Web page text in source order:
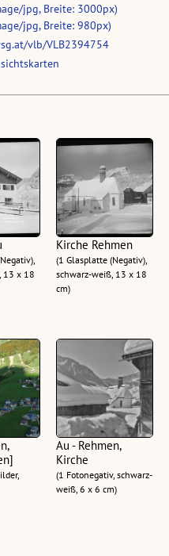
jpg, Breite: 3000px)
jpg, Breite: 980px)
vlb/VLB2394754
13 x 18
Kirche Rehmen
(1 Glasplatte (Negativ),
schwarz-weiß, 13 x 18
cm)
Au - Rehmen,
Kirche
(1 Fotonegativ, schwarz-
weiß, 6 x 6 cm)